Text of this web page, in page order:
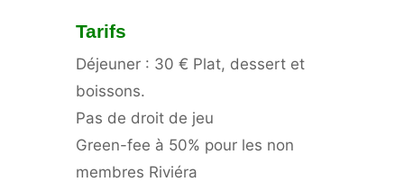
Tarifs
Déjeuner : 30 € Plat, dessert et
boissons.
Pas de droit de jeu
Green-fee à 50% pour les non
membres Riviéra